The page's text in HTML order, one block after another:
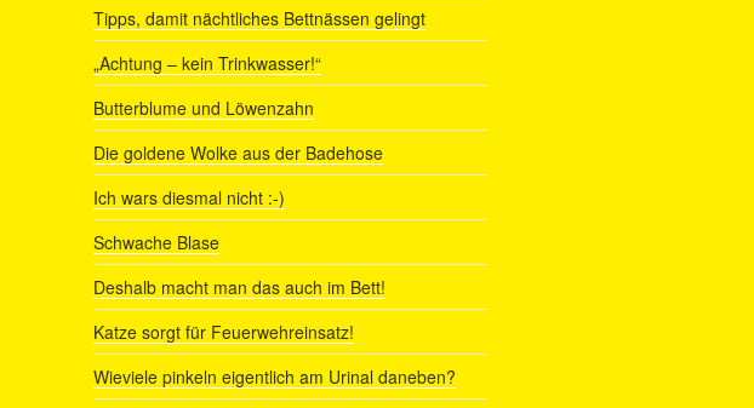
Tipps, damit nächtliches Bettnässen gelingt
„Achtung – kein Trinkwasser!“
Butterblume und Löwenzahn
Die goldene Wolke aus der Badehose
Ich wars diesmal nicht :-)
Schwache Blase
Deshalb macht man das auch im Bett!
Katze sorgt für Feuerwehreinsatz!
Wieviele pinkeln eigentlich am Urinal daneben?